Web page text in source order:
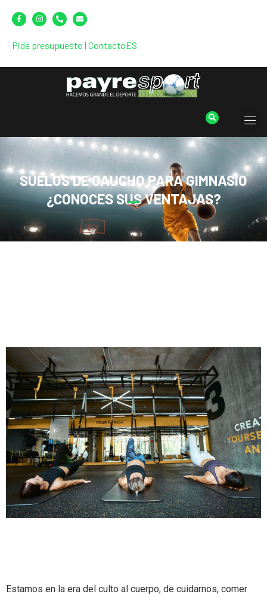
Pide presupuesto | ContactoES
SUELOS DE CAUCHO PARA GIMNASIO
¿CONOCES SUS VENTAJAS?
Estamos en la era del culto al cuerpo, de cuidarnos, comer